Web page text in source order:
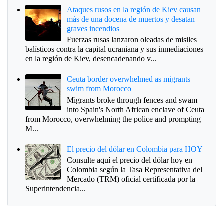
Ataques rusos en la región de Kiev causan
más de una docena de muertos y desatan
graves incendios
Fuerzas rusas lanzaron oleadas de misiles
balísticos contra la capital ucraniana y sus inmediaciones
en la región de Kiev, desencadenando v...
Ceuta border overwhelmed as migrants
swim from Morocco
Migrants broke through fences and swam
into Spain's North African enclave of Ceuta
from Morocco, overwhelming the police and prompting
M...
El precio del dólar en Colombia para HOY
Consulte aquí el precio del dólar hoy en
Colombia según la Tasa Representativa del
Mercado (TRM) oficial certificada por la
Superintendencia...